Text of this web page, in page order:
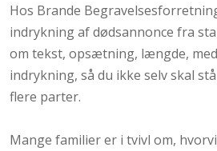
Hos Brande
indrykning af dødsannonce fra
om tekst, opsætning, længde,
indrykning, så du ikke selv skal
flere parter.
Mange familier er i tvivl om,